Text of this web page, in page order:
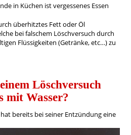
in Küchen ist vergessenes Essen
überhitztes Fett oder Öl
bei falschem Löschversuch durch
Flüssigkeiten (Getränke, etc…) zu
Löschversuch
mit Wasser?
bereits bei seiner Entzündung eine